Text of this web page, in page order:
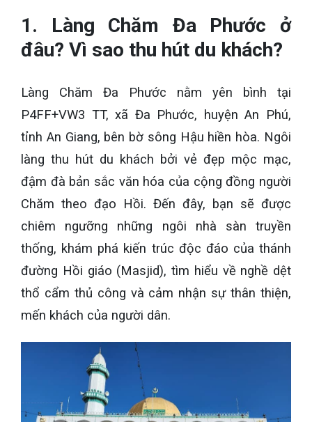
1. Làng Chăm Đa Phước ở
đâu? Vì sao thu hút du khách?
Làng Chăm Đa Phước nằm yên bình tại
P4FF+VW3 TT, xã Đa Phước, huyện An Phú,
tỉnh An Giang, bên bờ sông Hậu hiền hòa. Ngôi
làng thu hút du khách bởi vẻ đẹp mộc mạc,
đậm đà bản sắc văn hóa của cộng đồng người
Chăm theo đạo Hồi. Đến đây, bạn sẽ được
chiêm ngưỡng những ngôi nhà sàn truyền
thống, khám phá kiến trúc độc đáo của thánh
đường Hồi giáo (Masjid), tìm hiểu về nghề dệt
thổ cẩm thủ công và cảm nhận sự thân thiện,
mến khách của người dân.